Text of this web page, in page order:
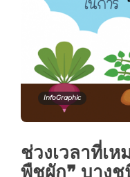
InfoGraphic
ช่วงเวลาที่เ
พืชผัก❞ บาง